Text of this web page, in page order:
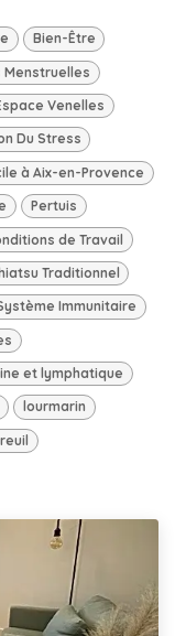
Bien-Être
Menstruelles
Venelles
Du Stress
à Aix-en-Provence
Pertuis
de Travail
Traditionnel
Immunitaire
et lymphatique
lourmarin